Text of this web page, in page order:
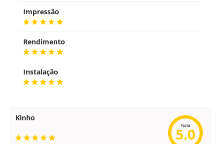
Impressão
Rendimento
Instalação
Kinho
Nota
5.0